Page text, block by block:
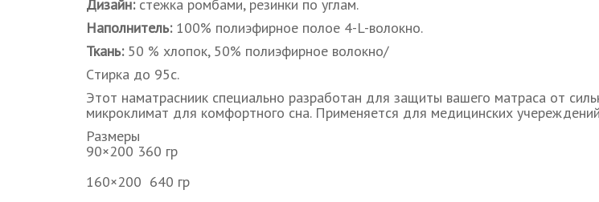
Дизайн:стежка ромбами, резинки по углам.
Наполнитель:100% полиэфирное полое 4-L-волокно.
Ткань:50 % хлопок, 50% полиэфирное волокно/
Cтирка до 95с.
Этот наматрасниик специально разработан для защиты вашего матраса от
микроклимат для комфортного сна. Применяется для медицинских
Размеры
90×200 360 гр
160×200 640 гр